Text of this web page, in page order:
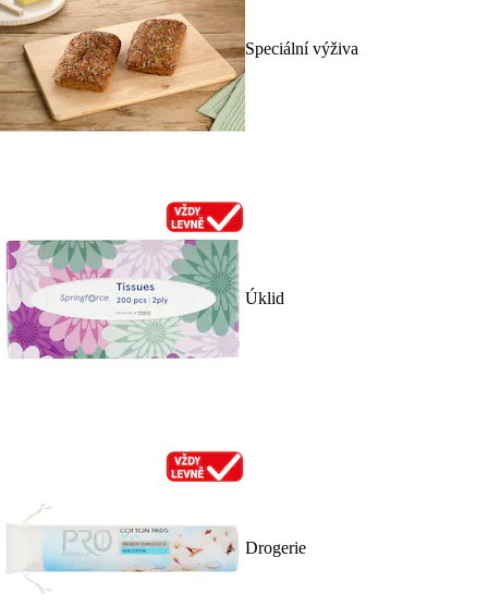
Speciální výživa
Úklid
Drogerie